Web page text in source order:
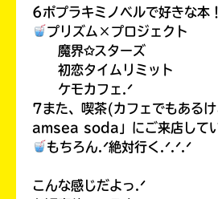
6ポプラキミノベルで好きな本！
プリズム×プロジェクト
魔界✩スターズ
初恋タイムリミット
ケモカフェ.ᐟ
7また、喫茶(カフェでもある
amsea soda」にご来店して
もちろん.ᐟ絶対行く.ᐟ.ᐟ.ᐟ
こんな感じだよっ.ᐟ